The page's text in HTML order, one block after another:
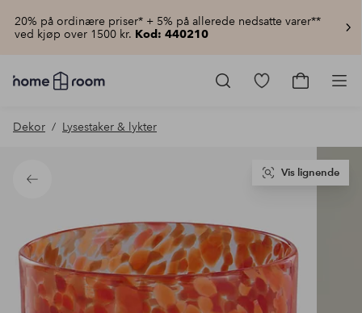
20% på ordinære priser* + 5% på allerede nedsatte varer**
ved kjøp over 1500 kr. Kod: 440210
Homeroom
–
hjemmet
pris
Gå
Gå
Dekor Lysestaker & lykter
Tilbake
Vis lignende